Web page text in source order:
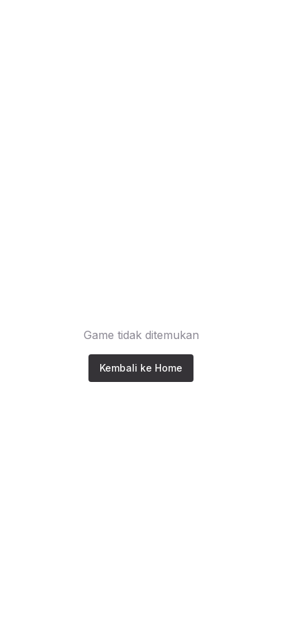
Game tidak ditemukan
Kembali ke Home